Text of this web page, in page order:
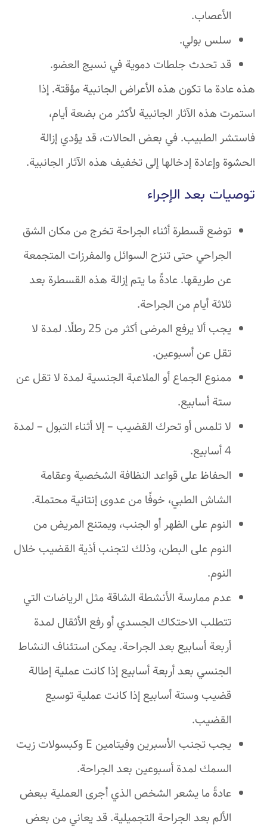
الأعصاب.
سلس بولي.
قد تحدث جلطات دموية في نسيج العضو.
هذه عادة ما تكون هذه الأعراض الجانبية مؤقتة. إذا
استمرت هذه الآثار الجانبية لأكثر من بضعة أيام،
فاستشر الطبيب. في بعض الحالات، قد يؤدي إزالة
الحشوة وإعادة إدخالها إلى تخفيف هذه الآثار الجانبية.
توصيات بعد الإجراء
توضع قسطرة أثناء الجراحة تخرج من مكان الشق
الجراحي حتى تنزح السوائل والمفرزات المتجمعة
عن طريقها. عادةً ما يتم إزالة هذه القسطرة بعد
ثلاثة أيام من الجراحة.
يجب ألا يرفع المرضى أكثر من 25 رطلًا. لمدة لا
تقل عن أسبوعين.
ممنوع الجماع أو الملاعبة الجنسية لمدة لا تقل عن
ستة أسابيع.
لا تلمس أو تحرك القضيب – إلا أثناء التبول – لمدة
4 أسابيع.
الحفاظ على قواعد النظافة الشخصية وعقامة
الشاش الطبي، خوفًا من عدوى إنتانية محتملة.
النوم على الظهر أو الجنب، ويمتنع المريض من
النوم على البطن، وذلك لتجنب أذية القضيب خلال
النوم.
عدم ممارسة الأنشطة الشاقة مثل الرياضات التي
تتطلب الاحتكاك الجسدي أو رفع الأثقال لمدة
أربعة أسابيع بعد الجراحة. يمكن استئناف النشاط
الجنسي بعد أربعة أسابيع إذا كانت عملية إطالة
قضيب وستة أسابيع إذا كانت عملية توسيع
القضيب.
يجب تجنب الأسبرين وفيتامين E وكبسولات زيت
السمك لمدة أسبوعين بعد الجراحة.
عادةً ما يشعر الشخص الذي أجرى العملية ببعض
الألم بعد الجراحة التجميلية. قد يعاني من بعض